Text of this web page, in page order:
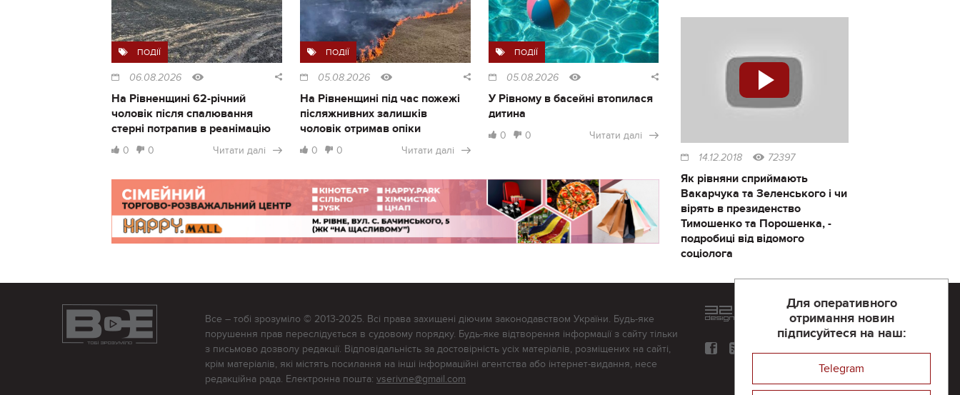
ПОДІЇ
06.08.2026
На Рівненщині 62-річний
чоловік після спалювання
стерні потрапив в реанімацію
0 0 Читати далі
ПОДІЇ
05.08.2026
На Рівненщині під час пожежі
післяжнивних залишків
чоловік отримав опіки
0 0 Читати далі
ПОДІЇ
05.08.2026
У Рівному в басейні втопилася
дитина
0 0 Читати далі
14.12.2018 72397
Як рівняни сприймають
Вакарчука та Зеленського і чи
вірять в президенство
Тимошенко та Порошенка, -
подробиці від відомого
соціолога
Для оперативного
отримання новин
підписуйтеся на наш:
Telegram
Все – тобі зрозуміло © 2013-2025. Всі права захищені діючим законодавством України. Будь-яке
порушення прав переслідується в судовому порядку. Будь-яке відтворення інформації з сайту тільки
з письмово дозволу редакції. Відповідальність за достовірність усіх матеріалів, розміщених на сайті,
крім матеріалів, які містять посилання на інші інформаційні агентства або інтернет-видання, несе
редакційна рада. Електронна пошта: vserivne@gmail.com
Розроблений та підтримується
компанії 32х32